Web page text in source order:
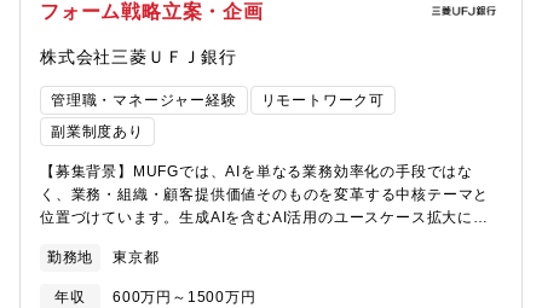
断で担当しています。【今年度の重点役割】会社として基盤拡大
す。また、新規の会員数の増加だけでなく、従来通り、既存の会
員に対するクロスセルに関しても重点役割となります。【このポ
ジションの魅力】・メガバンク最大の顧客基盤（個人のお客さま
3,400万人）へのマーケティングを担うダイナミズム・生活に不可
欠な「金融」サービスをお客さまに適切に届け、お金の不安を解
消することに貢献できる社会的意義の大きさ・発展途上にある当
行のデジタルマーケティング領域で、第一人者としてお客さまと
のコミュニケーション変革をリードできるやりがい・出社/在宅の
方】個人の事情に合わせた柔軟な働き方が可能です。・在宅頻
度：週2～3回程度・セレクト時差出勤あり【キャリアパス】デジ
フォーム戦略立案・企画
株式会社三菱ＵＦＪ銀行
管理職・マネージャー経験
リモートワーク可
副業制度あり
【募集背景】MUFGでは、AIを単なる業務効率化の手段ではな
く、業務・組織・顧客提供価値そのものを変革する中核テーマと
位置づけています。生成AIを含むAI活用のユースケース拡大に加
AIガバナンスの高度化を進めており、現在まさに全社横断で変革
を加速させるフェーズにあります。本ポジションでは、生成AIを
勤務地 東京都
年収 600万円～1500万円